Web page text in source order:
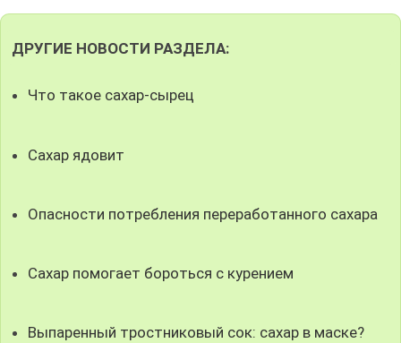
ДРУГИЕ НОВОСТИ РАЗДЕЛА:
Что такое сахар-сырец
Сахар ядовит
Опасности потребления переработанного сахара
Сахар помогает бороться с курением
Выпаренный тростниковый сок: сахар в маске?